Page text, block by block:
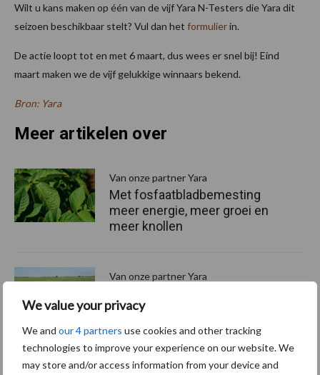
We value your privacy
We and our 4 partners use cookies and other tracking
technologies to improve your experience on our website. We
may store and/or access information from your device and
Wilt u kans maken op één van de vijf Yara N-Testers die Yara dit
seizoen beschikbaar stelt? Vul dan het formulierin.
De actie loopt tot en met 6 maart, dus wees er snel bij! Eind
maart maken we de vijf gelukkige winnaars bekend.
Bron: Yara
Meer artikelen over
Van onze partner Yara
Met fosfaatbladbemesting
meer energie, meer groei en
meer knollen
Van onze partner Yara
goed alternatief voor dure
kunstmest?